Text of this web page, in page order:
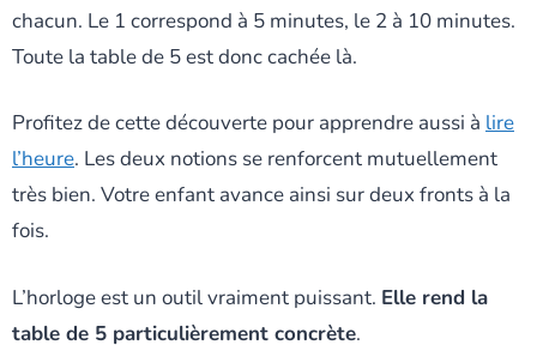
chacun. Le 1 correspond à 5 minutes, le 2 à 10 minutes.
Toute la table de 5 est donc cachée là.
Profitez de cette découverte pour apprendre aussi à lire
l’heure. Les deux notions se renforcent mutuellement
très bien. Votre enfant avance ainsi sur deux fronts à la
fois.
L’horloge est un outil vraiment puissant. Elle rend la
table de 5 particulièrement concrète.